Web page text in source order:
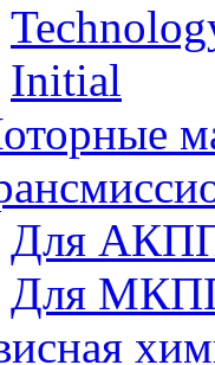
Initial
Для
Для